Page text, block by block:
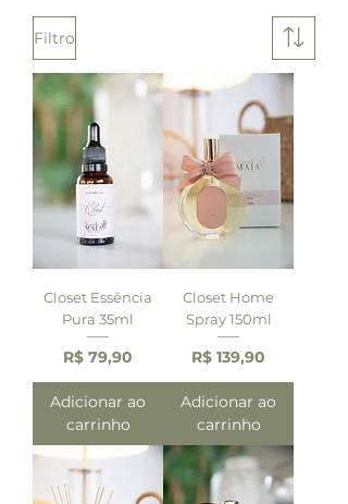
Filtro
Closet Essência
Pura 35ml
Preço
R$ 79,90
Adicionar ao
carrinho
Closet Home
Spray 150ml
Preço
R$ 139,90
Adicionar ao
carrinho